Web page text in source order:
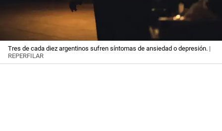
Tres de cada diez argentinos sufren síntomas de ansiedad o depresión. |
REPERFILAR